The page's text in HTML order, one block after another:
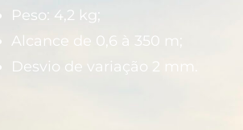
Peso: 4,2 kg;
Alcance de 0,6 à 350 m;
Desvio de variação 2 mm.